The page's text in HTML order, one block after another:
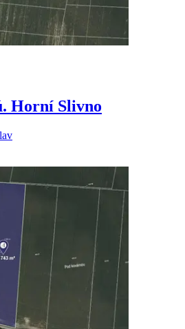
Horní Slivno